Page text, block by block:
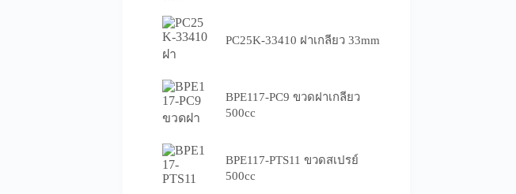
PC25K-33410 ฝาเกลียว 33mm
BPE117-PC9 ขวดฝาเกลียว
500cc
BPE117-PTS11 ขวดสเปรย์
500cc